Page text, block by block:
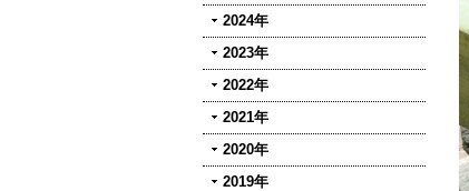
2024年
2023年
2022年
2021年
2020年
2019年